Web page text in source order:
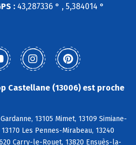
: 43,287336 ° , 5,384014 °
Castellane (13006) est proche
13105 Mimet, 13109 Simiane-
Les Pennes-Mirabeau, 13240
Carry-le-Rouet, 13820 Ensuès-la-